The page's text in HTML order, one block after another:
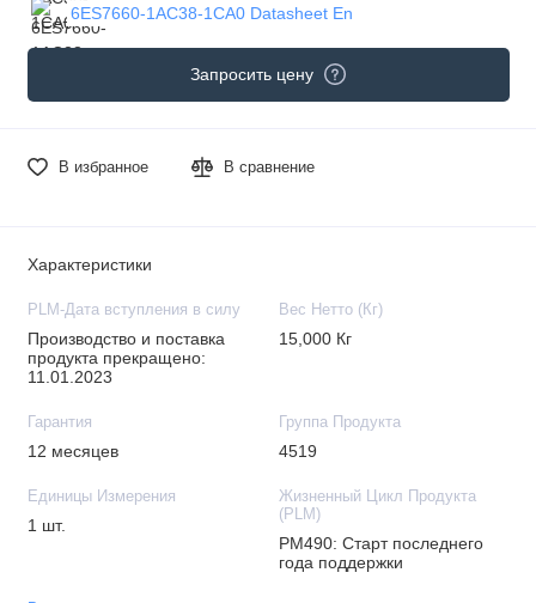
6ES7660-1AC38-1CA0 Datasheet En
Запросить цену
В избранное В сравнение
Характеристики
PLM-Дата вступления в силу
Производство и поставка
продукта прекращено:
11.01.2023
Вес Нетто (Кг)
15,000 Кг
Гарантия
12 месяцев
Группа Продукта
4519
Единицы Измерения
1 шт.
Жизненный Цикл Продукта
(PLM)
PM490: Старт последнего
года поддержки